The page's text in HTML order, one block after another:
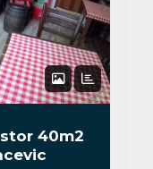
40m2